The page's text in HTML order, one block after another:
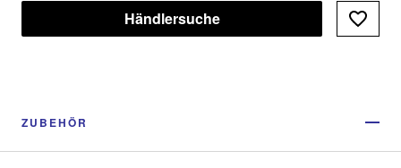
Händlersuche
ZUBEHÖR